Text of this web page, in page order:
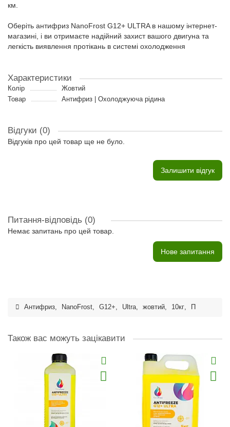
км.
Оберіть антифриз NanoFrost G12+ ULTRA в нашому інтернет-
магазині, і ви отримаєте надійний захист вашого двигуна та
легкість виявлення протікань в системі охолодження
Характеристики
Колір
Жовтий
Товар
Антифриз | Охолоджуюча рідина
Відгуки (0)
Відгуків про цей товар ще не було.
Залишити відгук
Питання-відповідь (0)
Немає запитань про цей товар.
Нове запитання
Антифриз, NanoFrost, G12+, Ultra, жовтий, 10кг,
Також вас можуть зацікавити